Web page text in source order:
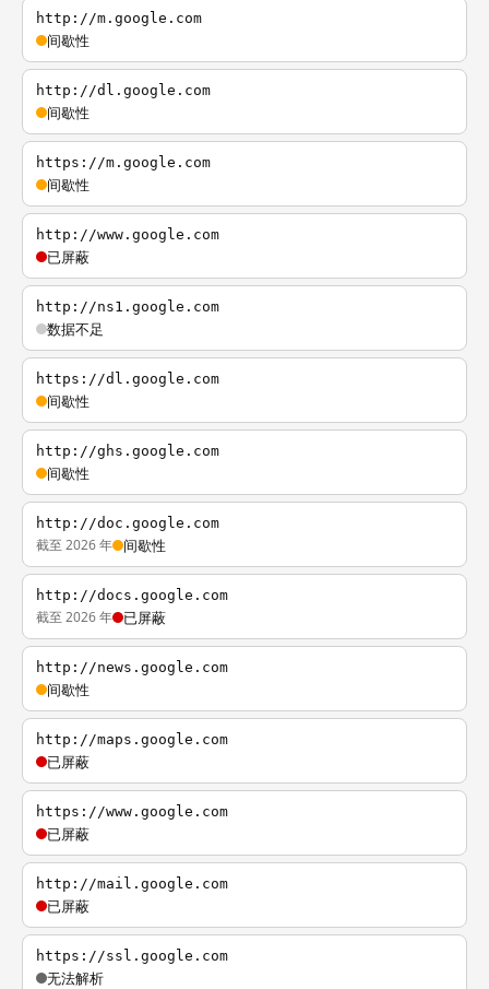
http://m.google.com
间歇性
http://dl.google.com
间歇性
https://m.google.com
间歇性
http://www.google.com
已屏蔽
http://ns1.google.com
数据不足
https://dl.google.com
间歇性
http://ghs.google.com
间歇性
http://doc.google.com
截至 2026 年 间歇性
http://docs.google.com
截至 2026 年 已屏蔽
http://news.google.com
间歇性
http://maps.google.com
已屏蔽
https://www.google.com
已屏蔽
http://mail.google.com
已屏蔽
https://ssl.google.com
无法解析